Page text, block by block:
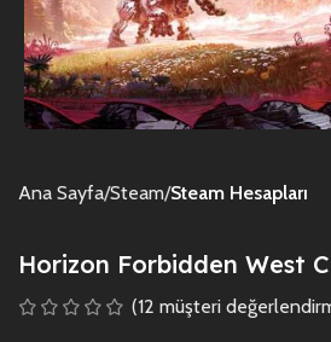
Ana Sayfa Steam Steam Hesapları
Horizon Forbidden West
(12 müşteri